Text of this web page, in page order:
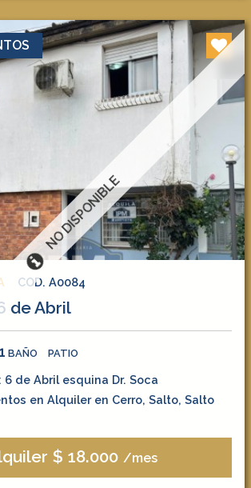
NO DISPONIBLE
COD. A0084
de Abril
BAÑO PATIO
6 de Abril esquina Dr. Soca
en Alquiler en Cerro, Salto, Salto
$ 18.000 /mes